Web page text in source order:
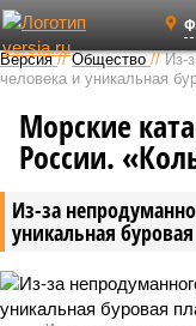
Версия //Общество //Из-
человека и уникальная
Из-за
уникальная
Морские
России.